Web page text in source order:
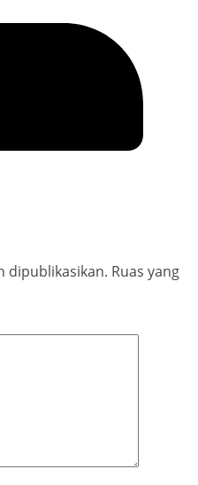
dipublikasikan. Ruas yang